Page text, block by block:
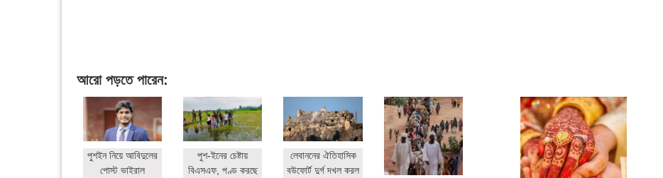
আরো পড়তে পারেন:
পুশইন নিয়ে আবিদুলের
পোস্ট ভাইরাল
পুশ-ইনের চেষ্টায়
বিএসএফ, পণ্ড করছে
লেবাননের ঐতিহাসিক
বউফোর্ট দুর্গ দখল করল